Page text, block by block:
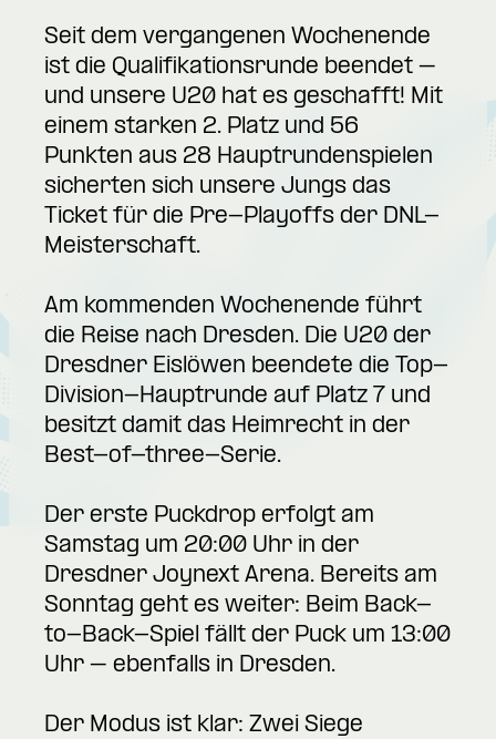
Seit dem vergangenen Wochenende
ist die Qualifikationsrunde beendet –
und unsere U20 hat es geschafft! Mit
einem starken 2. Platz und 56
Punkten aus 28 Hauptrundenspielen
sicherten sich unsere Jungs das
Ticket für die Pre-Playoffs der DNL-
Meisterschaft.
Am kommenden Wochenende führt
die Reise nach Dresden. Die U20 der
Dresdner Eislöwen beendete die Top-
Division-Hauptrunde auf Platz 7 und
besitzt damit das Heimrecht in der
Best-of-three-Serie.
Der erste Puckdrop erfolgt am
Samstag um 20:00 Uhr in der
Dresdner Joynext Arena. Bereits am
Sonntag geht es weiter: Beim Back-
to-Back-Spiel fällt der Puck um 13:00
Uhr – ebenfalls in Dresden.
Der Modus ist klar: Zwei Siege